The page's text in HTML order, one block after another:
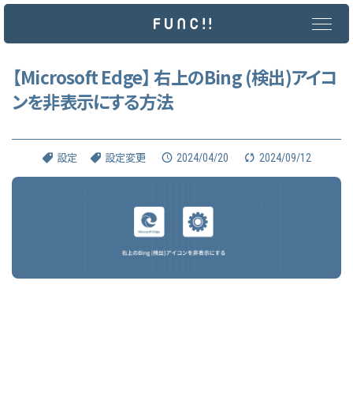
メ
ン
【Microsoft Edge】 右上のBing (検出)アイコ
ンを非表示にする方法
設定 設定変更 2024/04/20 2024/09/12